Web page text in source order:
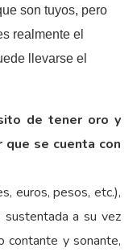
son tuyos, pero
realmente el
llevarse el
de tener oro y
se cuenta con
euros, pesos, etc.),
a su vez
contante y sonante,